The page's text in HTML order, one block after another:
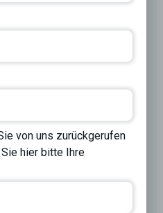
von uns zurückgerufen
hier bitte Ihre